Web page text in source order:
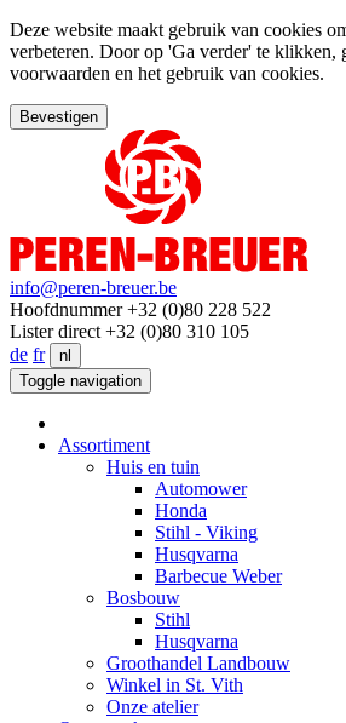
Deze website maakt gebruik van cookies
verbeteren. Door op 'Ga verder' te klikken,
voorwaarden en het gebruik van cookies.
Bevestigen
info@peren-breuer.be
Hoofdnummer +32 (0)80 228 522
Lister direct +32 (0)80 310 105
de fr
nl
Toggle navigation
Assortiment
Huis en tuin
Automower
Honda
Stihl - Viking
Husqvarna
Barbecue Weber
Bosbouw
Stihl
Husqvarna
Groothandel Landbouw
Winkel in St. Vith
Onze atelier